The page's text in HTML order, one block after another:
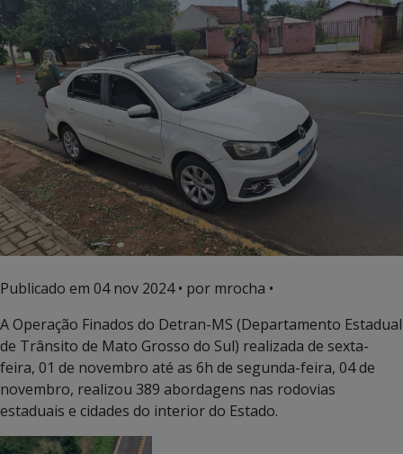
Publicado em 04 nov 2024• por mrocha •
A Operação Finados do Detran-MS (Departamento Estadual
de Trânsito de Mato Grosso do Sul) realizada de sexta-
feira, 01 de novembro até as 6h de segunda-feira, 04 de
novembro, realizou 389 abordagens nas rodovias
estaduais e cidades do interior do Estado.